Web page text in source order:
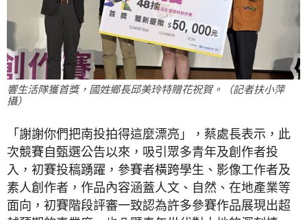
響生活隊獲首獎，國姓鄉長邱美玲特贈花祝賀。（記者扶小萍
攝）
「謝謝你們把南投拍得這麼漂亮」，蔡處長表示，此
次競賽自甄選公告以來，吸引眾多青年及創作者投
入，初賽投稿踴躍，參賽者橫跨學生、影像工作者及
素人創作者，作品內容涵蓋人文、自然、在地產業等
面向，初賽階段評審一致認為許多參賽作品展現出超